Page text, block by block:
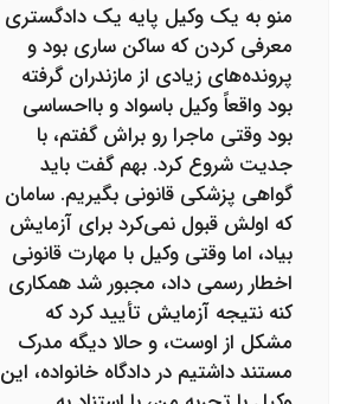
منو به یک وکیل پایه یک دادگستری
معرفی کردن که ساکن ساری بود و
پرونده‌های زیادی از مازندران گرفته
بود واقعاً وکیل باسواد و بااحساسی
بود وقتی ماجرا رو براش گفتم، با
جدیت شروع کرد. بهم گفت باید
گواهی پزشکی قانونی بگیریم. سامان
که اولش قبول نمی‌کرد برای آزمایش
بیاد، اما وقتی وکیل با مهارت قانونی
اخطار رسمی داد، مجبور شد همکاری
کنه نتیجه آزمایش تأیید کرد که
مشکل از اوست، و حالا دیگه مدرک
مستند داشتیم در دادگاه خانواده، این